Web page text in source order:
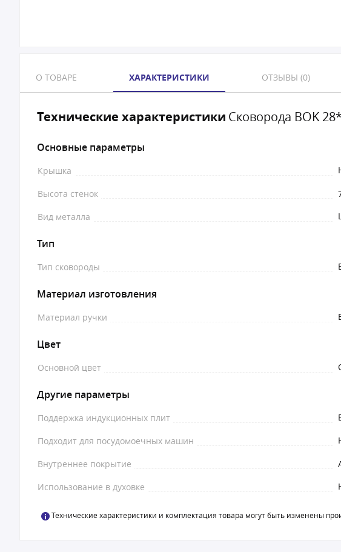
О ТОВАРЕ ХАРАКТЕРИСТИКИ ОТЗЫВЫ (0)
Технические характеристики Сковорода BOK
Основные параметры
Крышка
Высота стенок
Вид металла
Тип
Тип сковороды
Материал изготовления
Материал ручки
Цвет
Основной цвет
Другие параметры
Поддержка индукционных плит
Подходит для посудомоечных машин
Внутреннее покрытие
Использование в духовке
Технические характеристики и комплектация товара могут быть изменены